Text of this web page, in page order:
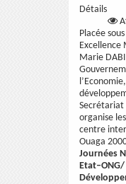
Détails
Placée
Excellence
Marie
Secrétariat
organise
centre
Ouaga
Journées